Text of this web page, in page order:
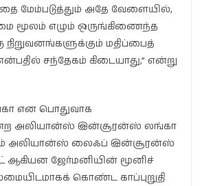
மேம்படுத்தும் அதே வேளையில்,
மூலம் எழும் ஒருங்கிணைந்த
மதிப்பைத்
சந்தேகம் கிடையாது,” என்று
என பொதுவாக
அலியான்ஸ் இன்சூரன்ஸ் லங்கா
அலியான்ஸ் லைஃப் இன்சூரன்ஸ்
ஆகியன ஜேர்மனியின் மூனிச்
கொண்ட காப்புறுதி